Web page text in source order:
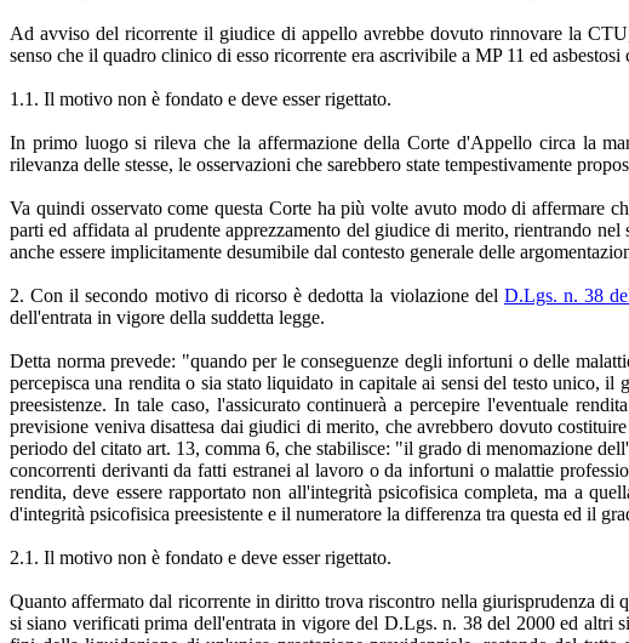
Ad avviso del ricorrente il giudice di appello avrebbe dovuto rinnovare la
senso che il quadro clinico di esso ricorrente era ascrivibile a MP 11 ed
1.1. Il motivo non è fondato e deve esser rigettato.
In primo luogo si rileva che la affermazione della Corte d'Appello circa la
rilevanza delle stesse, le osservazioni che sarebbero state tempestivamente
Va quindi osservato come questa Corte ha più volte avuto modo di affermare
parti ed affidata al prudente apprezzamento del giudice di merito, rientrando
anche essere implicitamente desumibile dal contesto generale delle
2. Con il secondo motivo di ricorso è dedotta la violazione del D.Lgs. n. 38
dell'entrata in vigore della suddetta legge.
Detta norma prevede: "quando per le conseguenze degli infortuni o delle
percepisca una rendita o sia stato liquidato in capitale ai sensi del testo unico,
preesistenze. In tale caso, l'assicurato continuerà a percepire l'eventuale
previsione veniva disattesa dai giudici di merito, che avrebbero dovuto
periodo del citato art. 13, comma 6, che stabilisce: "il grado di menomazione
concorrenti derivanti da fatti estranei al lavoro o da infortuni o malattie
rendita, deve essere rapportato non all'integrità psicofisica completa, ma a
d'integrità psicofisica preesistente e il numeratore la differenza tra questa ed il
2.1. Il motivo non è fondato e deve esser rigettato.
Quanto affermato dal ricorrente in diritto trova riscontro nella giurisprudenza
si siano verificati prima dell'entrata in vigore del D.Lgs. n. 38 del 2000 ed altri